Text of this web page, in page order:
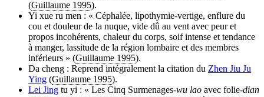
(Guillaume 1995).
Yi xue ru men : « Céphalée, lipothymie-vertige, enflure du
cou et douleur de !a nuque, vide dû au vent avec peur et
propos incohérents, chaleur du corps, soif intense et tendance
à manger, lassitude de la région lombaire et des membres
inférieurs » (Guillaume 1995).
Da cheng : Reprend intégralement la citation du Zhen Jiu Ju
Ying (Guillaume 1995).
Lei Jing tu yi : « Les Cinq Surmenages-wu lao avec folie-dian